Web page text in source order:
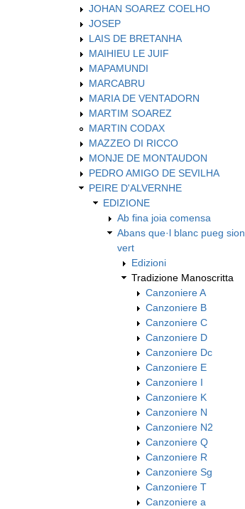
JOHAN SOAREZ COELHO
JOSEP
LAIS DE BRETANHA
MAIHIEU LE JUIF
MAPAMUNDI
MARCABRU
MARIA DE VENTADORN
MARTIM SOAREZ
MARTIN CODAX
MAZZEO DI RICCO
MONJE DE MONTAUDON
PEDRO AMIGO DE SEVILHA
PEIRE D'ALVERNHE
EDIZIONE
Ab fina joia comensa
Abans que·l blanc pueg sion
vert
Edizioni
Tradizione Manoscritta
Canzoniere A
Canzoniere B
Canzoniere C
Canzoniere D
Canzoniere Dc
Canzoniere E
Canzoniere I
Canzoniere K
Canzoniere N
Canzoniere N2
Canzoniere Q
Canzoniere R
Canzoniere Sg
Canzoniere T
Canzoniere a